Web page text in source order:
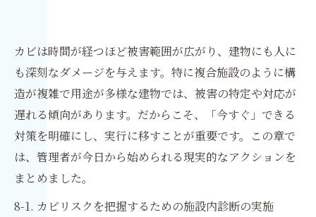
カビは時間が経つほど被害範囲が広がり、建物にも人に
も深刻なダメージを与えます。特に複合施設のように構
造が複雑で用途が多様な建物では、被害の特定や対応が
遅れる傾向があります。だからこそ、「今すぐ」できる
対策を明確にし、実行に移すことが重要です。この章で
は、管理者が今日から始められる現実的なアクションを
まとめました。
8-1. カビリスクを把握するための施設内診断の実施